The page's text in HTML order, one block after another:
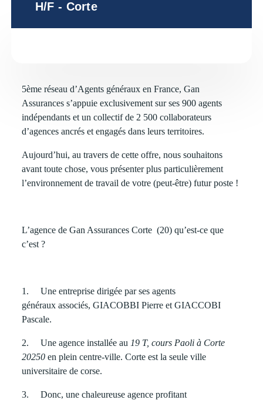
H/F - Corte
5ème réseau d’Agents généraux en France, Gan
Assurances s’appuie exclusivement sur ses 900 agents
indépendants et un collectif de 2 500 collaborateurs
d’agences ancrés et engagés dans leurs territoires.
Aujourd’hui, au travers de cette offre, nous souhaitons
avant toute chose, vous présenter plus particulièrement
l’environnement de travail de votre (peut-être) futur poste !
L’agence de Gan Assurances Corte (20) qu’est-ce que
c’est ?
1. Une entreprise dirigée par ses agents
généraux associés,GIACOBBI Pierre et GIACCOBI
Pascale.
2. Une agence installée au 19 T, cours Paoli à Corte
20250en plein centre-ville. Corte est la seule ville
universitaire de corse.
3. Donc, une chaleureuse agence profitant